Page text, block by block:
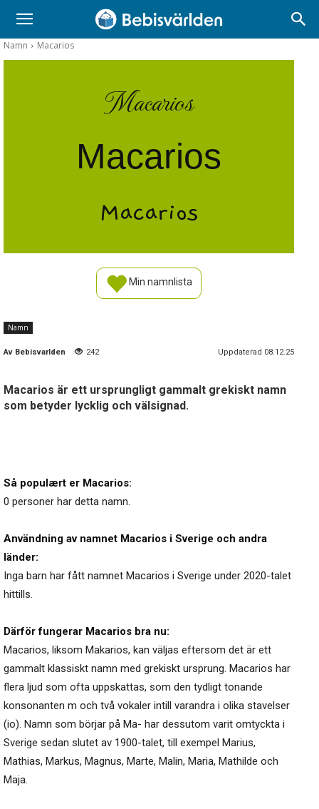
Namn Macarios
Macarios
Macarios
Macarios
Min namnlista
Namn
Av Bebisvarlden 242 Uppdaterad 08.12.25
Macarios är ett ursprungligt gammalt grekiskt namn
som betyder lycklig och välsignad.
Så populært er Macarios:
0 personer har detta namn.
Användning av namnet Macarios i Sverige och andra
länder:
Inga barn har fått namnet Macarios i Sverige under 2020-talet
hittills.
Därför fungerar Macarios bra nu:
Macarios, liksom Makarios, kan väljas eftersom det är ett
gammalt klassiskt namn med grekiskt ursprung. Macarios har
flera ljud som ofta uppskattas, som den tydligt tonande
konsonanten m och två vokaler intill varandra i olika stavelser
(io). Namn som börjar på Ma- har dessutom varit omtyckta i
Sverige sedan slutet av 1900-talet, till exempel Marius,
Mathias, Markus, Magnus, Marte, Malin, Maria, Mathilde och
Maja.